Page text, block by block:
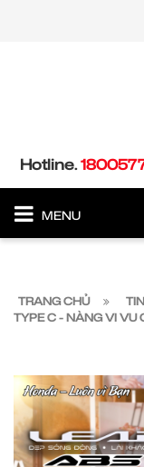
Hotline.
MENU
TRANG CHỦ
TYPE C - NÀNG VI VU